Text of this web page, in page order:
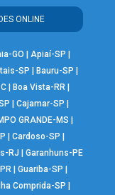
ONLINE
GO | Apiaí-SP |
SP |Bauru-SP |
|Boa Vista-RR |
| Cajamar-SP |
GRANDE-MS |
| Cardoso-SP |
RJ | Garanhuns-PE
| Guariba-SP |
Comprida-SP |